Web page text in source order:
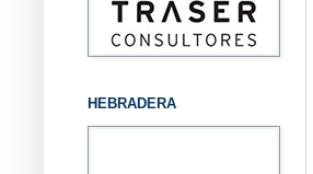
HEBRADERA